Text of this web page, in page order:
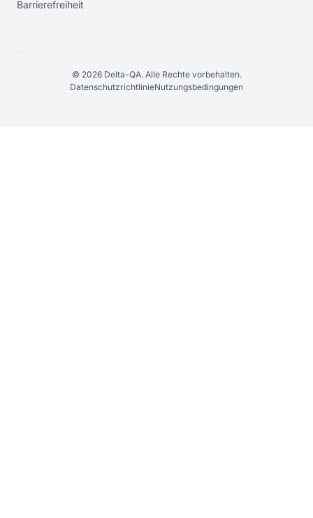
Barrierefreiheit
© 2026 Delta-QA. Alle Rechte vorbehalten.
DatenschutzrichtlinieNutzungsbedingungen